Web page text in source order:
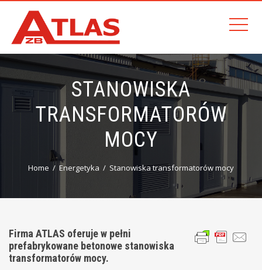
STANOWISKA
TRANSFORMATORÓW
MOCY
Home Energetyka Stanowiska transformatorów mocy
Firma ATLAS oferuje w pełni
prefabrykowane betonowe stanowiska
transformatorów mocy.